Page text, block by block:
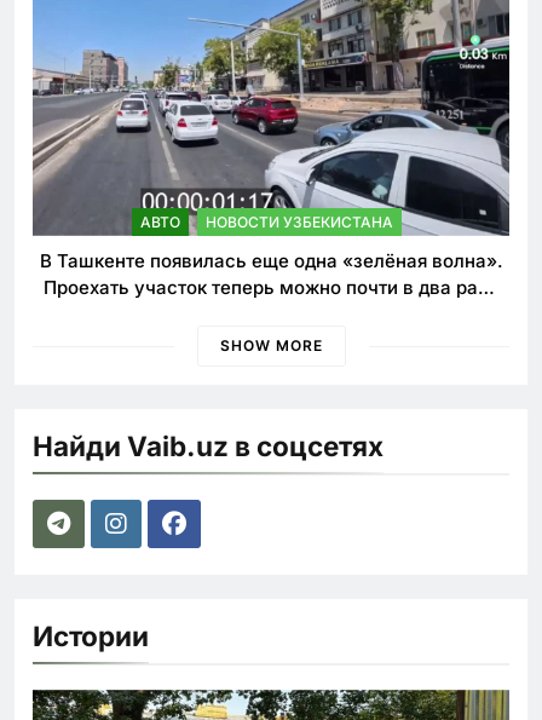
АВТО НОВОСТИ УЗБЕКИСТАНА
В Ташкенте появилась еще одна «зелёная волна».
Проехать участок теперь можно почти в два раза
SHOW MORE
Найди Vaib.uz в соцсетях
Истории